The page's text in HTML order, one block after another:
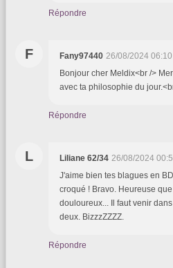
Répondre
F Fany97440 26/08/2024 06:10
Bonjour cher Meldix<br />
avec ta philosophie du
Répondre
L Liliane 62/34 26/08/2024
J'aime bien tes blagues en
croqué ! Bravo. Heureuse
douloureux... Il faut venir
deux. BizzzZZZZ.
Répondre